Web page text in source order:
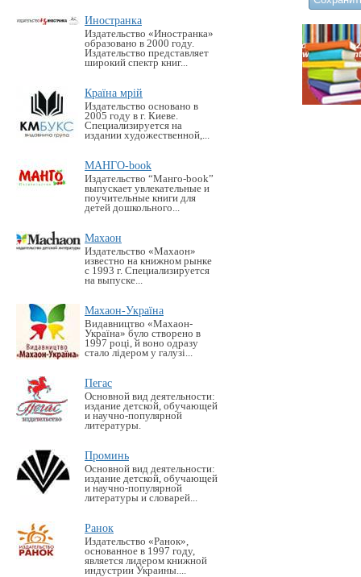
Иностранка
Издательство «Иностранка»
образовано в 2000 году.
Издательство представляет
широкий спектр книг...
Країна мрій
Издательство основано в
2005 году в г. Киеве.
Специализируется на
издании художественной,...
МАНГО-book
Издательство “Манго-book”
выпускает увлекательные и
поучительные книги для
детей дошкольного...
Махаон
Издательство «Махаон»
известно на книжном рынке
с 1993 г. Специализируется
на выпуске...
Махаон-Україна
Видавництво «Махаон-
Україна» було створено в
1997 році, й воно одразу
стало лідером у галузі...
Пегас
Основной вид деятельности:
издание детской, обучающей
и научно-популярной
литературы.
Проминь
Основной вид деятельности:
издание детской, обучающей
и научно-популярной
литературы и словарей...
Ранок
Издательство «Ранок»,
основанное в 1997 году,
является лидером книжной
индустрии Украины....